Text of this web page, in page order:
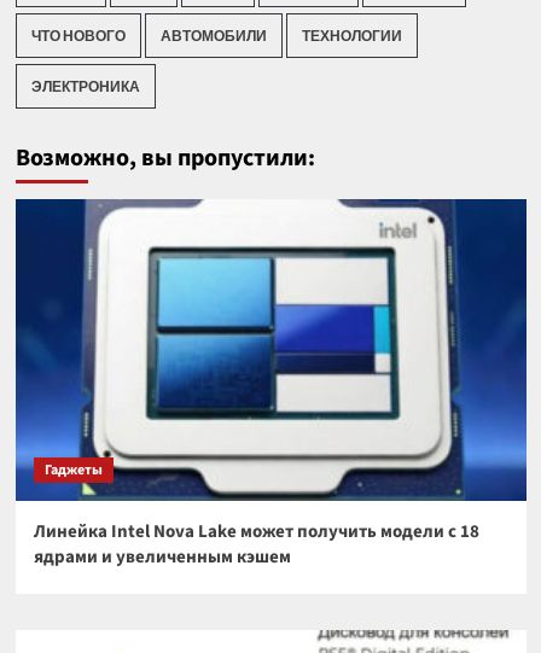
ЧТО НОВОГО АВТОМОБИЛИ ТЕХНОЛОГИИ
ЭЛЕКТРОНИКА
Возможно, вы пропустили:
Гаджеты
Линейка Intel Nova Lake может получить модели с 18
ядрами и увеличенным кэшем